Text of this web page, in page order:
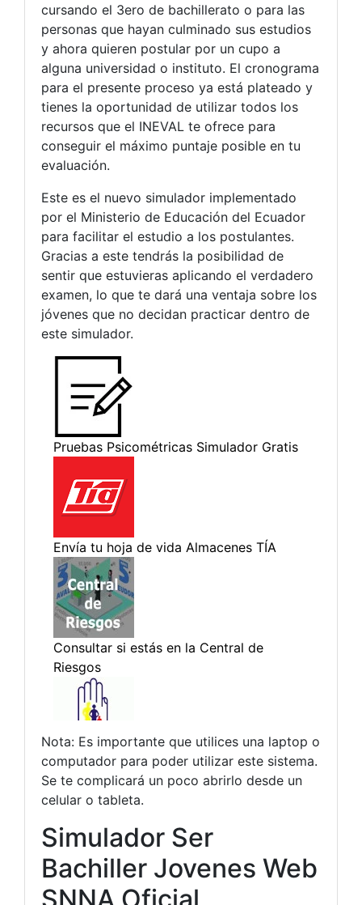
cursando el 3ero de bachillerato o para las
personas que hayan culminado sus estudios
y ahora quieren postular por un cupo a
alguna universidad o instituto. El cronograma
para el presente proceso ya está plateado y
tienes la oportunidad de utilizar todos los
recursos que el INEVAL te ofrece para
conseguir el máximo puntaje posible en tu
evaluación.
Este es el nuevo simulador implementado
por el Ministerio de Educación del Ecuador
para facilitar el estudio a los postulantes.
Gracias a este tendrás la posibilidad de
sentir que estuvieras aplicando el verdadero
examen, lo que te dará una ventaja sobre los
jóvenes que no decidan practicar dentro de
este simulador.
Nota: Es importante que utilices una laptop o
computador para poder utilizar este sistema.
Se te complicará un poco abrirlo desde un
celular o tableta.
Simulador Ser
Bachiller Jovenes Web